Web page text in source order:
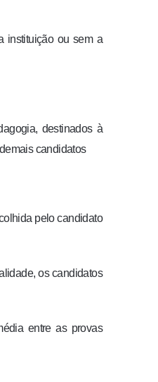
instituição ou sem a
destinados à
candidatos
pelo candidato
os candidatos
entre as provas